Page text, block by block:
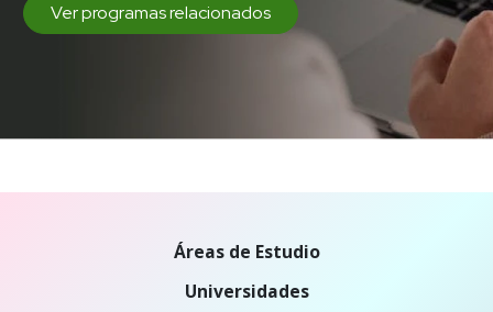
Ver programas relacionados
Áreas de Estudio
Universidades